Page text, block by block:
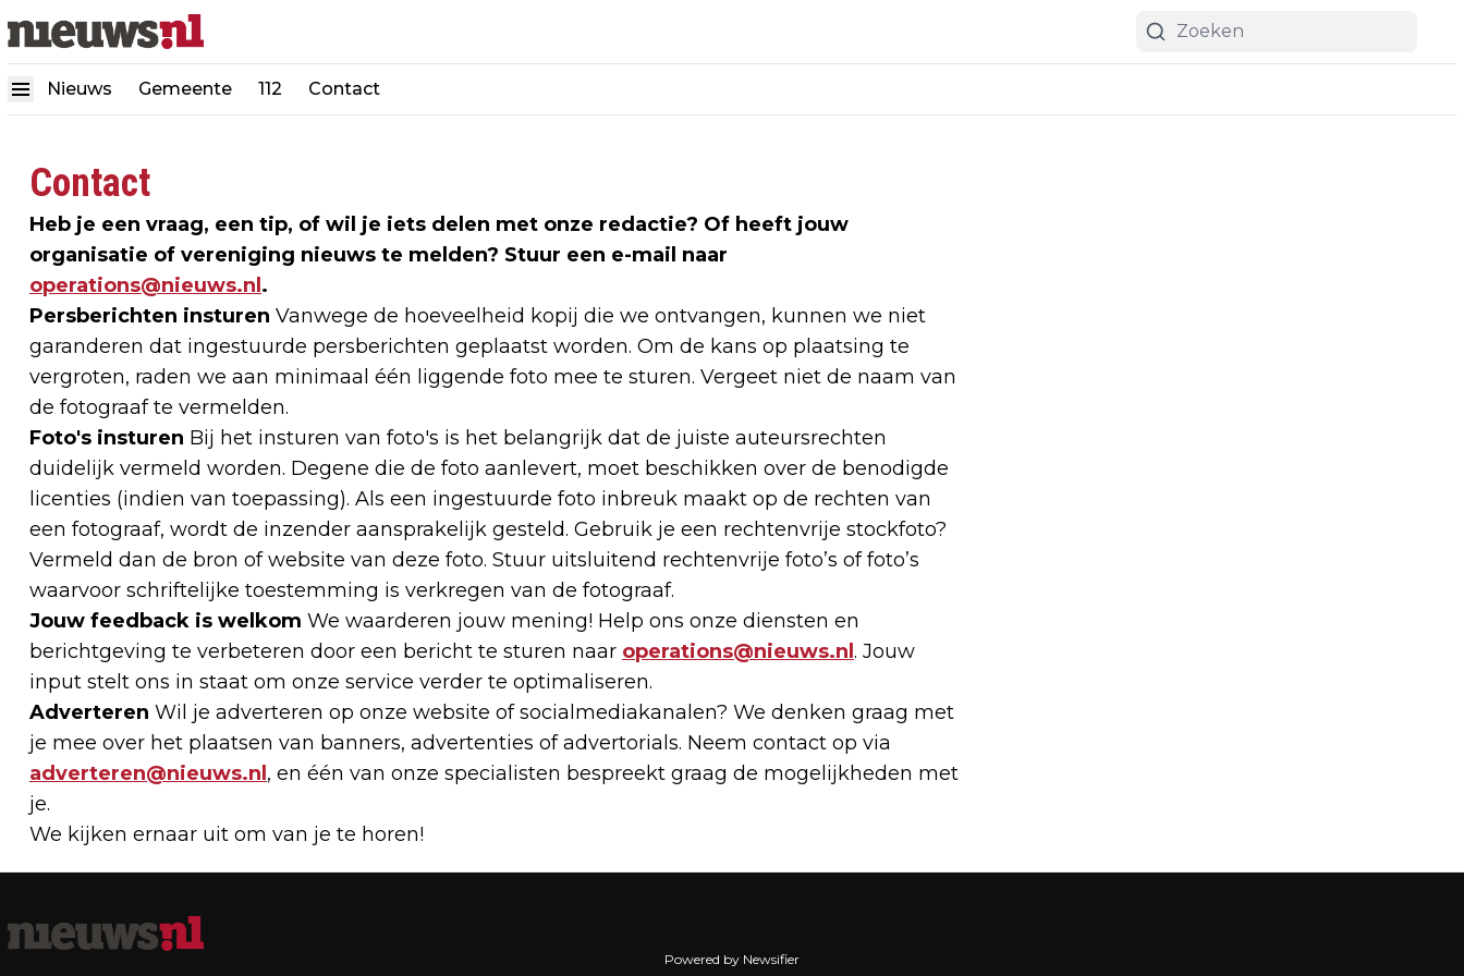
Nieuws Gemeente 112 Contact
Contact
Heb je een vraag, een tip, of wil je iets delen met onze redactie? Of heeft jouw
organisatie of vereniging nieuws te melden? Stuur een e-mail naar
operations@nieuws.nl .
Persberichten insturen Vanwege de hoeveelheid kopij die we ontvangen, kunnen we niet
garanderen dat ingestuurde persberichten geplaatst worden. Om de kans op plaatsing te
vergroten, raden we aan minimaal één liggende foto mee te sturen. Vergeet niet de naam van
de fotograaf te vermelden.
Foto's insturen Bij het insturen van foto's is het belangrijk dat de juiste auteursrechten
duidelijk vermeld worden. Degene die de foto aanlevert, moet beschikken over de benodigde
licenties (indien van toepassing). Als een ingestuurde foto inbreuk maakt op de rechten van
een fotograaf, wordt de inzender aansprakelijk gesteld. Gebruik je een rechtenvrije stockfoto?
Vermeld dan de bron of website van deze foto. Stuur uitsluitend rechtenvrije foto’s of foto’s
waarvoor schriftelijke toestemming is verkregen van de fotograaf.
Jouw feedback is welkom We waarderen jouw mening! Help ons onze diensten en
berichtgeving te verbeteren door een bericht te sturen naar operations@nieuws.nl . Jouw
input stelt ons in staat om onze service verder te optimaliseren.
Adverteren Wil je adverteren op onze website of socialmediakanalen? We denken graag met
je mee over het plaatsen van banners, advertenties of advertorials. Neem contact op via
adverteren@nieuws.nl , en één van onze specialisten bespreekt graag de mogelijkheden met
je.
We kijken ernaar uit om van je te horen!
Powered by Newsifier